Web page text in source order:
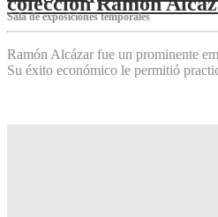
Sala de exposiciones temporales
Ramón Alcázar fue un prominente
Su éxito económico le permitió